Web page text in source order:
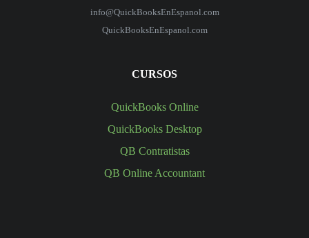
info@QuickBooksEnEspanol.com
QuickBooksEnEspanol.com
CURSOS
QuickBooks Online
QuickBooks Desktop
QB Contratistas
QB Online Accountant